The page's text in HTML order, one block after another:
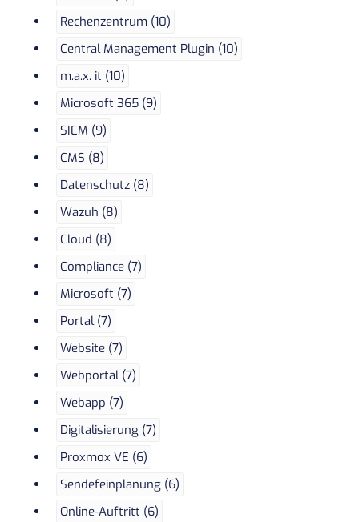
Rechenzentrum (10)
Central Management Plugin (10)
m.a.x. it (10)
Microsoft 365 (9)
SIEM (9)
CMS (8)
Datenschutz (8)
Wazuh (8)
Cloud (8)
Compliance (7)
Microsoft (7)
Portal (7)
Website (7)
Webportal (7)
Webapp (7)
Digitalisierung (7)
Proxmox VE (6)
Sendefeinplanung (6)
Online-Auftritt (6)